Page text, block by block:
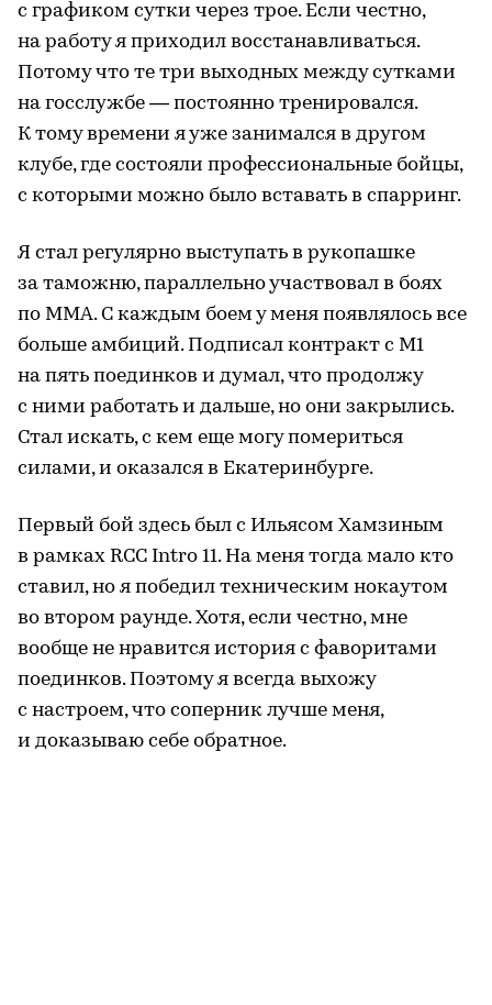
с графиком сутки через трое. Если честно,
на работу я приходил восстанавливаться.
Потому что те три выходных между сутками
на госслужбе — постоянно тренировался.
К тому времени я уже занимался в другом
клубе, где состояли профессиональные бойцы,
с которыми можно было вставать в спарринг.
Я стал регулярно выступать в рукопашке
за таможню, параллельно участвовал в боях
по ММА. С каждым боем у меня появлялось все
больше амбиций. Подписал контракт с М1
на пять поединков и думал, что продолжу
с ними работать и дальше, но они закрылись.
Стал искать, с кем еще могу помериться
силами, и оказался в Екатеринбурге.
Первый бой здесь был с Ильясом Хамзиным
в рамках RCC Intro 11. На меня тогда мало кто
ставил, но я победил техническим нокаутом
во втором раунде. Хотя, если честно, мне
вообще не нравится история с фаворитами
поединков. Поэтому я всегда выхожу
с настроем, что соперник лучше меня,
и доказываю себе обратное.